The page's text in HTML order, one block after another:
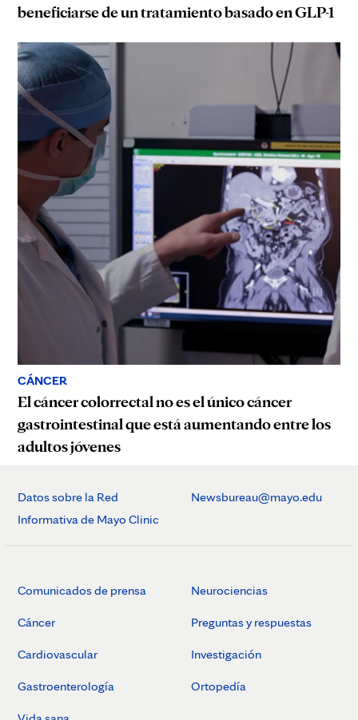
beneficiarse de un tratamiento basado en GLP-1
CÁNCER
El cáncer colorrectal no es el único cáncer
gastrointestinal que está aumentando entre los
adultos jóvenes
Datos sobre la Red
Informativa de Mayo Clinic
Newsbureau@mayo.edu
Comunicados de prensa
Cáncer
Cardiovascular
Gastroenterología
Neurociencias
Preguntas y respuestas
Investigación
Ortopedía